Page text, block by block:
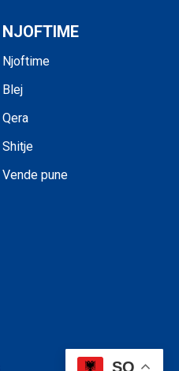
NJOFTIME
Njoftime
Blej
Qera
Shitje
Vende pune
SQ